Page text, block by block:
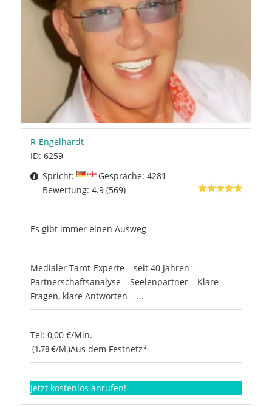
R-Engelhardt
ID: 6259
Spricht:
Gespräche: 4281
Bewertung: 4.9 (569)
Es gibt immer einen Ausweg -
Medialer Tarot-Experte – seit 40 Jahren –
Partnerschaftsanalyse – Seelenpartner – Klare
Fragen, klare Antworten – ...
Tel: 0,00 €/Min.
(1.78 €/M.)Aus dem Festnetz*
Jetzt kostenlos anrufen!